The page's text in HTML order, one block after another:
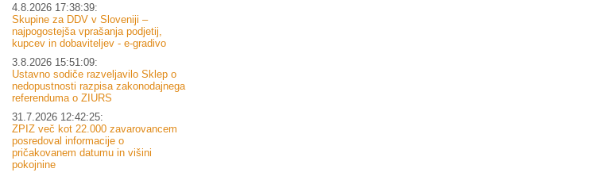
4.8.2026 17:38:39:
Skupine za DDV v Sloveniji –
najpogostejša vprašanja podjetij,
kupcev in dobaviteljev - e-gradivo
3.8.2026 15:51:09:
Ustavno sodiče razveljavilo Sklep o
nedopustnosti razpisa zakonodajnega
referenduma o ZIURS
31.7.2026 12:42:25:
ZPIZ več kot 22.000 zavarovancem
posredoval informacije o
pričakovanem datumu in višini
pokojnine